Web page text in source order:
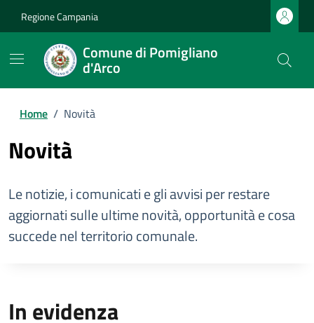
Regione Campania
Comune di Pomigliano
d'Arco
Home / Novità
Novità
Le notizie, i comunicati e gli avvisi per restare
aggiornati sulle ultime novità, opportunità e cosa
succede nel territorio comunale.
In evidenza